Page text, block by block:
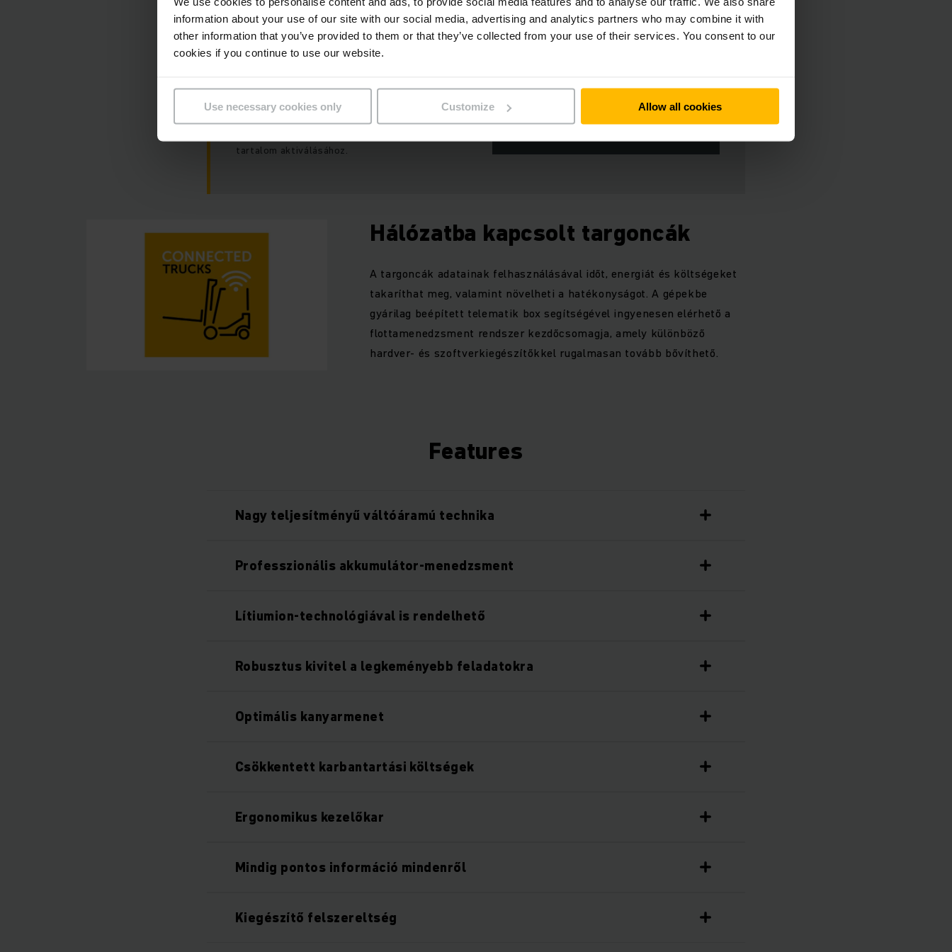
information about your use of our site with our social media, advertising and analytics partners who may combine it with
other information that you’ve provided to them or that they’ve collected from your use of their services. You consent to our
cookies if you continue to use our website.
Use necessary cookies only Customize Allow all cookies
tartalom aktiválásához.
Hálózatba kapcsolt targoncák
A targoncák adatainak felhasználásával időt, energiát és költségeket
takaríthat meg, valamint növelheti a hatékonyságot. A gépekbe
gyárilag beépített telematik box segítségével ingyenesen elérhető a
flottamenedzsment rendszer kezdőcsomagja, amely különböző
hardver- és szoftverkiegészítőkkel rugalmasan tovább bővíthető.
Features
Nagy teljesítményű váltóáramú technika
Professzionális akkumulátor-menedzsment
Lítiumion-technológiával is rendelhető
Robusztus kivitel a legkeményebb feladatokra
Optimális kanyarmenet
Csökkentett karbantartási költségek
Ergonomikus kezelőkar
Mindig pontos információ mindenről
Kiegészítő felszereltség